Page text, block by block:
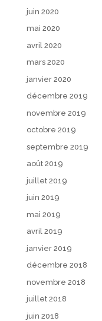
juin 2020
mai 2020
avril 2020
mars 2020
janvier 2020
décembre 2019
novembre 2019
octobre 2019
septembre 2019
août 2019
juillet 2019
juin 2019
mai 2019
avril 2019
janvier 2019
décembre 2018
novembre 2018
juillet 2018
juin 2018